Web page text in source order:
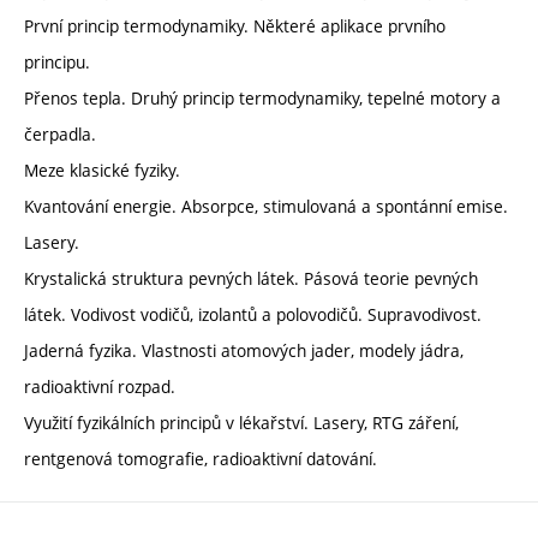
První princip termodynamiky. Některé aplikace prvního
principu.
Přenos tepla. Druhý princip termodynamiky, tepelné motory a
čerpadla.
Meze klasické fyziky.
Kvantování energie. Absorpce, stimulovaná a spontánní emise.
Lasery.
Krystalická struktura pevných látek. Pásová teorie pevných
látek. Vodivost vodičů, izolantů a polovodičů. Supravodivost.
Jaderná fyzika. Vlastnosti atomových jader, modely jádra,
radioaktivní rozpad.
Využití fyzikálních principů v lékařství. Lasery, RTG záření,
rentgenová tomografie, radioaktivní datování.